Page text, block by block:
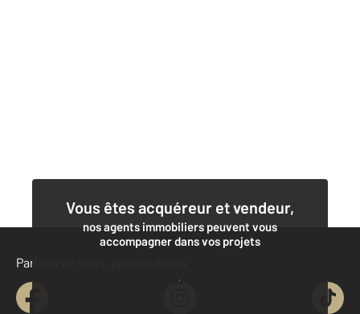
Vous êtes acquéreur et vendeur,
nos agents immobiliers peuvent vous
accompagner dans vos projets
Contacter l'agence
Parlons de vous, parlons biens